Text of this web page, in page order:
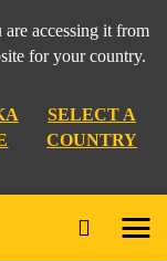
accessing it from
for your country.
SELECT A
COUNTRY